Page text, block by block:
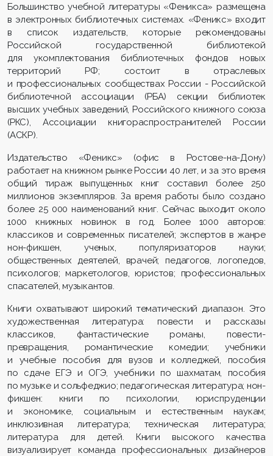
Большинство учебной литературы «Феникса» размещена
в электронных библиотечных системах. «Феникс» входит
в список издательств, которые рекомендованы
Российской государственной библиотекой
для укомплектования библиотечных фондов новых
территорий РФ; состоит в отраслевых
и профессиональных сообществах России - Российской
библиотечной ассоциации (РБА) секции библиотек
высших учебных заведений, Российского книжного союза
(РКС), Ассоциации книгораспространителей России
(АСКР).
Издательство «Феникс» (офис в Ростове-на-Дону)
работает на книжном рынке России 40 лет, и за это время
общий тираж выпущенных книг составил более 250
миллионов экземпляров. За время работы было создано
более 25 000 наименований книг. Сейчас выходит около
1000 книжных новинок в год. Более 1000 авторов:
классиков и современных писателей; экспертов в жанре
нон-фикшен, ученых, популяризаторов науки;
общественных деятелей, врачей; педагогов, логопедов,
психологов; маркетологов, юристов; профессиональных
спасателей, музыкантов.
Книги охватывают широкий тематический диапазон. Это
художественная литература: повести и рассказы
классиков, фантастические романы, повести-
превращения, романтические комедии; учебники
и учебные пособия для вузов и колледжей, пособия
по сдаче ЕГЭ и ОГЭ, учебники по шахматам, пособия
по музыке и сольфеджио; педагогическая литература; нон-
фикшен: книги по психологии, юриспруденции
и экономике, социальным и естественным наукам;
инклюзивная литература; техническая литература;
литература для детей. Книги высокого качества
визуализирует команда профессиональных дизайнеров